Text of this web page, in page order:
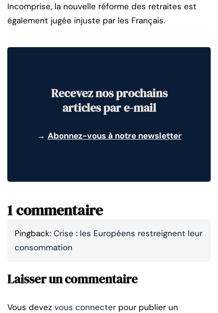
Incomprise, la nouvelle réforme des retraites est
également jugée injuste par les Français.
Recevez nos prochains
articles par e-mail
→ Abonnez-vous à notre newsletter
1 commentaire
Pingback: Crise : les Européens restreignent leur
consommation
Laisser un commentaire
Vous devez vous connecter pour publier un